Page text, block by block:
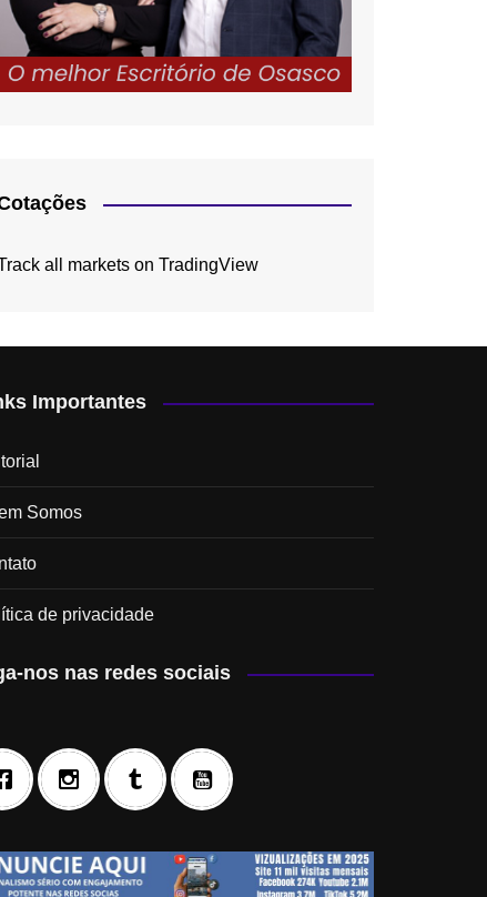
all markets on TradingView
Importantes
Somos
de privacidade
nos nas redes sociais